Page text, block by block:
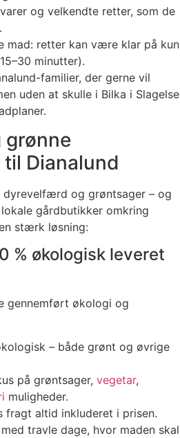
og velkendte retter, som de
mad: retter kan være klar på kun
minutter).
familier, der gerne vil
uden at skulle i Bilka i Slagelse
grønne
Dianalund
og grøntsager – og
gårdbutikker omkring
stærk løsning:
% økologisk leveret
gennemført økologi og
– både grønt og øvrige
på grøntsager, vegetar,
muligheder.
fragt altid inkluderet i prisen.
med travle dage, hvor maden skal